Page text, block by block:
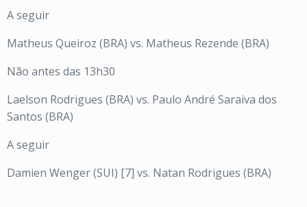
A seguir
Matheus Queiroz (BRA) vs. Matheus Rezende (BRA)
Não antes das 13h30
Laelson Rodrigues (BRA) vs. Paulo André Saraiva dos
Santos (BRA)
A seguir
Damien Wenger (SUI) [7] vs. Natan Rodrigues (BRA)